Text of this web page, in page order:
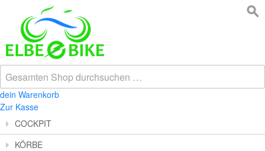
dein Warenkorb
Zur Kasse
COCKPIT
KÖRBE